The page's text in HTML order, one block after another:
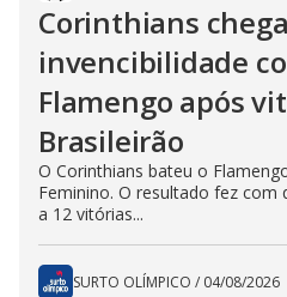
Corinthians
invencibilidade
Flamengo após
Brasileirão
O Corinthians bateu o
Feminino. O resultado fez com
a 12 vitórias...
SURTO OLÍMPICO / 04/08/2026